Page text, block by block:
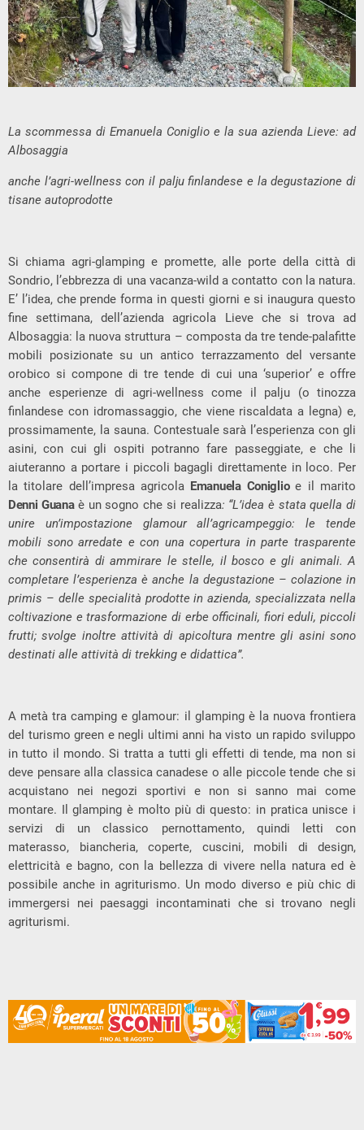
La scommessa di Emanuela Coniglio e la sua azienda Lieve: ad
Albosaggia
anche l’agri-wellness con il palju finlandese e la degustazione di
tisane autoprodotte
Si chiama agri-glamping e promette, alle porte della città di
Sondrio, l’ebbrezza di una vacanza-wild a contatto con la natura.
E’ l’idea, che prende forma in questi giorni e si inaugura questo
fine settimana, dell’azienda agricola Lieve che si trova ad
Albosaggia: la nuova struttura – composta da tre tende-palafitte
mobili posizionate su un antico terrazzamento del versante
orobico si compone di tre tende di cui una ‘superior’ e offre
anche esperienze di agri-wellness come il palju (o tinozza
finlandese con idromassaggio, che viene riscaldata a legna) e,
prossimamente, la sauna. Contestuale sarà l’esperienza con gli
asini, con cui gli ospiti potranno fare passeggiate, e che li
aiuteranno a portare i piccoli bagagli direttamente in loco. Per
la titolare dell’impresa agricola Emanuela Coniglioe il marito
Denni Guanaè un sogno che si realizza: “L’idea è stata quella di
unire un’impostazione glamour all’agricampeggio: le tende
mobili sono arredate e con una copertura in parte trasparente
che consentirà di ammirare le stelle, il bosco e gli animali. A
completare l’esperienza è anche la degustazione – colazione in
primis – delle specialità prodotte in azienda, specializzata nella
coltivazione e trasformazione di erbe officinali, fiori eduli, piccoli
frutti; svolge inoltre attività di apicoltura mentre gli asini sono
destinati alle attività di trekking e didattica”.
A metà tra camping e glamour: il glamping è la nuova frontiera
del turismo green e negli ultimi anni ha visto un rapido sviluppo
in tutto il mondo. Si tratta a tutti gli effetti di tende, ma non si
deve pensare alla classica canadese o alle piccole tende che si
acquistano nei negozi sportivi e non si sanno mai come
montare. Il glamping è molto più di questo: in pratica unisce i
servizi di un classico pernottamento, quindi letti con
materasso, biancheria, coperte, cuscini, mobili di design,
elettricità e bagno, con la bellezza di vivere nella natura ed è
possibile anche in agriturismo. Un modo diverso e più chic di
immergersi nei paesaggi incontaminati che si trovano negli
agriturismi.